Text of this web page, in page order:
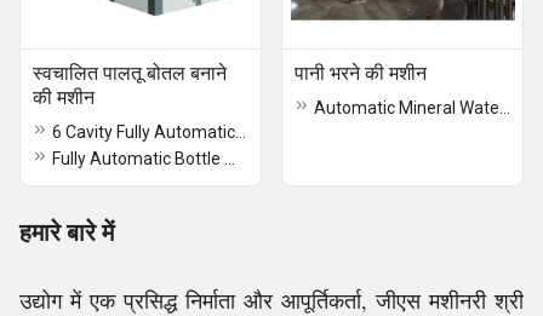
स्वचालित पालतू बोतल बनाने
की मशीन
पानी भरने की मशीन
हमारे बारे में
उद्योग में एक प्रसिद्ध निर्माता और आपूर्तिकर्ता, जीएस मशीनरी श्री